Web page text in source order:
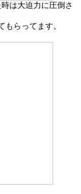
は大迫力に圧倒さ
もらってます。